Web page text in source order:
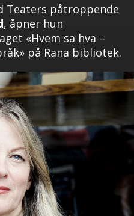
Teaters påtroppende
, åpner hun
«Hvem sa hva –
på Rana bibliotek.